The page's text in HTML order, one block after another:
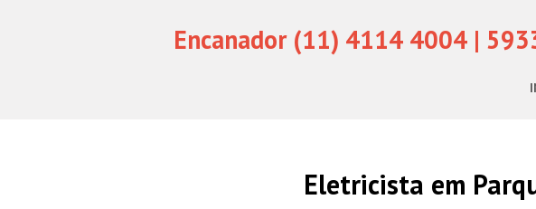
Encanador (11) 4114 4004 |
Eletricista em